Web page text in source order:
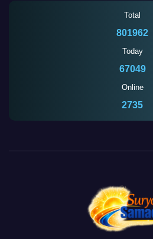
Total
801962
Today
67049
Online
2735